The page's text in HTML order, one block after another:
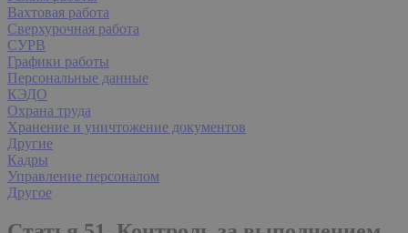
Вахтовая работа
Сверхурочная работа
СУРВ
Графики работы
Персональные данные
КЭДО
Охрана труда
Хранение и уничтожение документов
Другие
Кадры
Управление персоналом
Другое